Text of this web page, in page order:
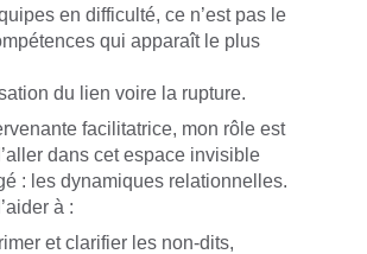
en difficulté, ce n’est pas le
qui apparaît le plus
du lien voire la rupture.
facilitatrice, mon rôle est
dans cet espace invisible
: les dynamiques relationnelles.
à :
et clarifier les non-dits,